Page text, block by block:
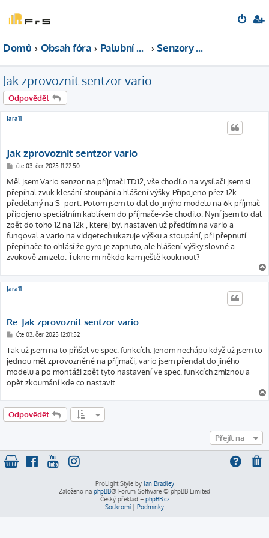
Domů Obsah fóra Palubní elektronika Senzory vario
Jak zprovoznit sentzor vario
Odpovědět
Jara11
Jak zprovoznit sentzor vario
P
í
s
p
ě
v
e
k
úte 03. čer 2025 11:22:50
Měl jsem Vario senzor na příjmači TD12, vše chodilo na vysílači jsem si
přepínal zvuk klesání-stoupání a hlášení výšky. Připojeno přez 12k
předělaný na S- port. Potom jsem to dal do jinýho modelu na 6k příjmač-
připojeno speciálním kablíkem do příjmače-vše chodilo. Nyní jsem to dal
zpět do toho 12 na 12k , kterej byl nastaven už předtím na vario a
fungoval a vario na vidgetech ukazuje výšku a stoupání, při přepnutí
přepínače to ohlásí že gyro je zapnuto, ale hlášení výšky slovně a
zvukově zmizelo. Ťukne mi někdo kam ještě kouknout?
Jara11
Re: Jak zprovoznit sentzor vario
P
í
s
p
ě
v
e
úte 03. čer 2025 12:01:52
Tak už jsem na to přišel ve spec. funkcích. Jenom nechápu když už jsem to
jednou měl zprovozněné na příjmači, vario jsem přendal do jiného
modelu a po montáži zpět tyto nastavení ve spec. funkcích zmiznou a
opět zkoumání kde co nastavit.
Odpovědět
Přejít na
ProLight Style by Ian Bradley
Založeno na phpBB® Forum Software © phpBB Limited
Český překlad – phpBB.cz
Soukromí| Podmínky